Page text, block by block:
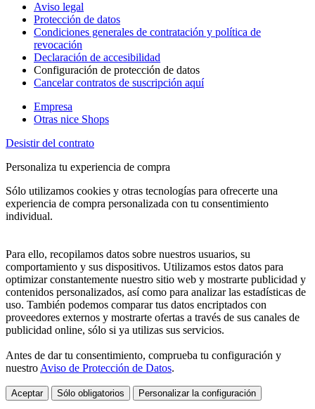
Aviso legal
Protección de datos
Condiciones generales de contratación y política de
revocación
Declaración de accesibilidad
Configuración de protección de datos
Cancelar contratos de suscripción aquí
Empresa
Otras nice Shops
Desistir del contrato
Personaliza tu experiencia de compra
Sólo utilizamos cookies y otras tecnologías para ofrecerte una
experiencia de compra personalizada con tu consentimiento
individual.
Para ello, recopilamos datos sobre nuestros usuarios, su
comportamiento y sus dispositivos. Utilizamos estos datos para
optimizar constantemente nuestro sitio web y mostrarte publicidad y
contenidos personalizados, así como para analizar las estadísticas de
uso. También podemos comparar tus datos encriptados con
proveedores externos y mostrarte ofertas a través de sus canales de
publicidad online, sólo si ya utilizas sus servicios.
Antes de dar tu consentimiento, comprueba tu configuración y
nuestroAviso de Protección de Datos.
Aceptar Sólo obligatorios Personalizar la configuración